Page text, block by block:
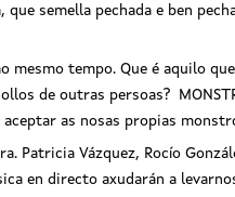
semella pechada e ben
tempo. Que é aquilo
de outras persoas?
as nosas propias
Patricia Vázquez, Rocío
en directo axudarán a